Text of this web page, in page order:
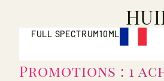
FULL SPECTRUM10ML
Promotions : 1